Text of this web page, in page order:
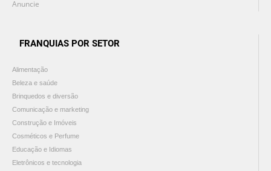
Anuncie
FRANQUIAS POR SETOR
Alimentação
Beleza e saúde
Brinquedos e diversão
Comunicação e marketing
Construção e Imóveis
Cosméticos e Perfume
Educação e Idiomas
Eletrônicos e tecnologia